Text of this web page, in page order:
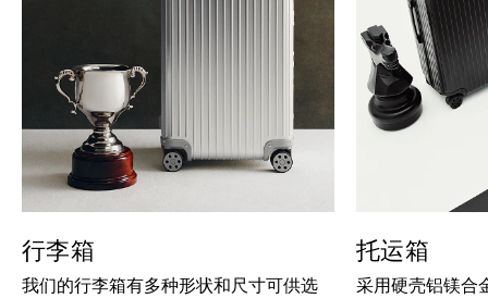
行李箱
我们的行李箱有多种形状和尺寸可供选
托运箱
采用硬壳铝镁合